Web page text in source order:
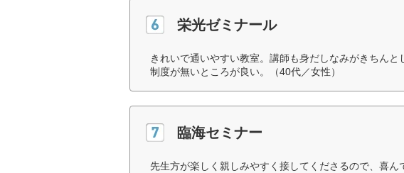
栄光ゼミナール
きれいで通いやすい教室。講師も身だしなみがきちん
制度が無いところが良い。（40代／女性）
臨海セミナー
先生方が楽しく親しみやすく接してくださるので、喜